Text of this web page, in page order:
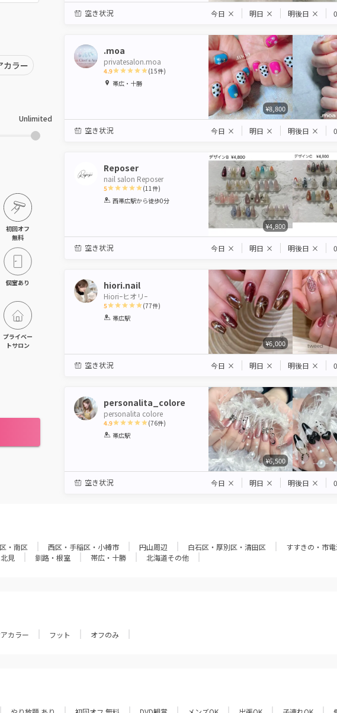
カラー
Unlimited
初回オフ
無料
個室あり
プライベー
トサロン
空き状況 今日 × 明日 × 明後日 ×
.moa
privatesalon.moa
4.9
1 2 3 4 5
(15件)
帯広・十勝
¥8,800
空き状況 今日 × 明日 × 明後日 ×
Reposer
nail salon Reposer
5
1 2 3 4 5
(11 件)
西帯広駅から徒歩0分
¥4,800
空き状況 今日 × 明日 × 明後日 ×
hiori.nail
Hioriｰヒオリｰ
5
1 2 3 4
(77件)
帯広駅
¥6,000
空き状況 今日 × 明日 × 明後日 ×
personalita_colore
personalita colore
4.9
1 2 3
(76件)
帯広駅
¥6,500
空き状況 今日 × 明日 × 明後日 ×
・南区 西区・手稲区・小樽市 円山周辺 白石区・厚別区・清田区 すすきの・市
見 釧路・根室 帯広・十勝 北海道その他
カラー フット オフのみ